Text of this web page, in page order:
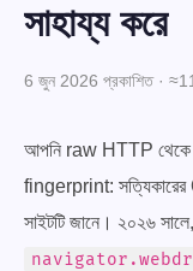
সাহায্য করে
6 জুন 2026 প্রকাশিত · ≈11
আপনি raw HTTP থেকে
fingerprint:
সাইটটি জানে। ২০২৬